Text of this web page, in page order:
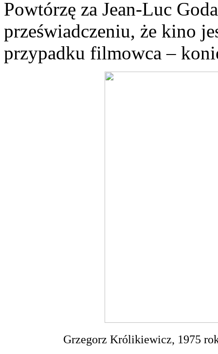
Powtórzę za Jean-Luc
przeświadczeniu, że kino
przypadku filmowca –
Grzegorz Królikiewicz, 1975